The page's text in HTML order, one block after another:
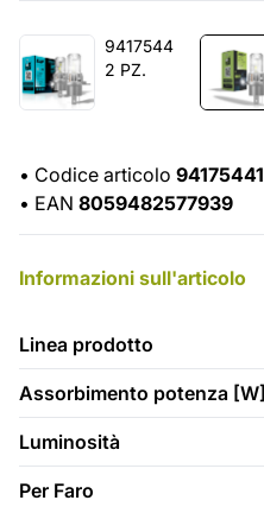
9417544
2 PZ.
• Codice articolo 94175441
• EAN 8059482577939
Informazioni sull'articolo
Linea prodotto
Assorbimento potenza [W]
Luminosità
Per Faro